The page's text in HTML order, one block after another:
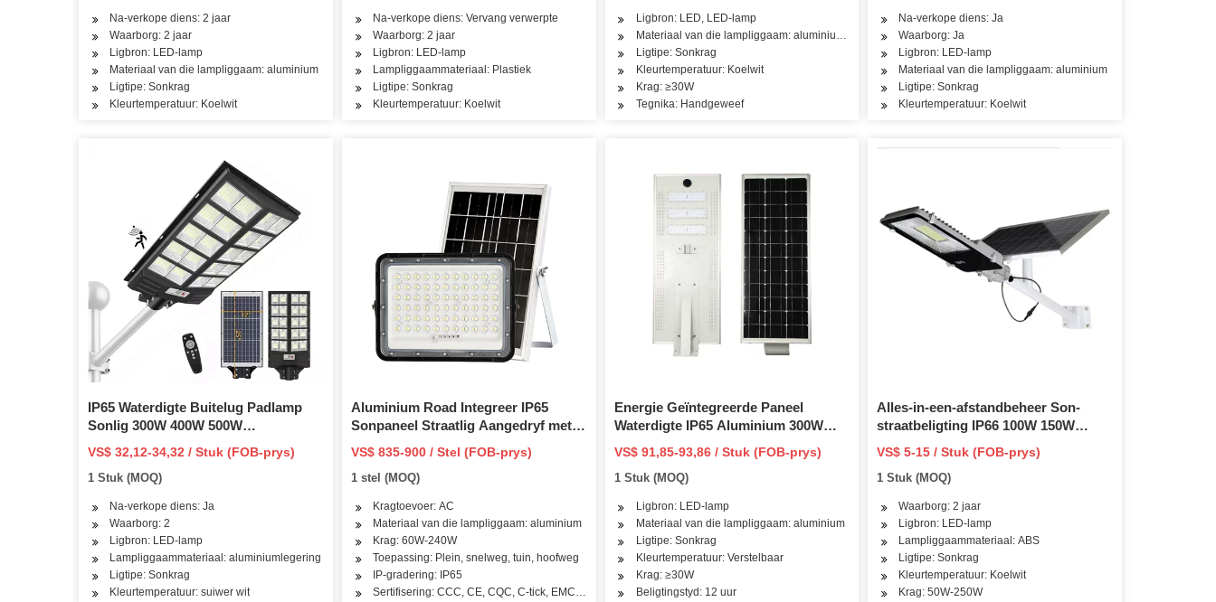
Na-verkope diens: 2 jaar
Waarborg: 2 jaar
Ligbron: LED-lamp
Materiaal van die lampliggaam: aluminium
Ligtipe: Sonkrag
Kleurtemperatuur: Koelwit
Na-verkope diens: Vervang verwerpte
Waarborg: 2 jaar
Ligbron: LED-lamp
Lampliggaammateriaal: Plastiek
Ligtipe: Sonkrag
Kleurtemperatuur: Koelwit
Ligbron: LED, LED-lamp
Materiaal van die lampliggaam: aluminium, aluminium, aluminium
Ligtipe: Sonkrag
Kleurtemperatuur: Koelwit
Krag: ≥30W
Tegnika: Handgeweef
Na-verkope diens: Ja
Waarborg: Ja
Ligbron: LED-lamp
Materiaal van die lampliggaam: aluminium
Ligtipe: Sonkrag
Kleurtemperatuur: Koelwit
IP65 Waterdigte Buitelug Padlamp
Sonlig 300W 400W 500W
Geïntegreerde Alles in Een LED
Sonkrag Straatlig
VS$ 32,12-34,32 / Stuk (FOB-prys)
1 Stuk (MOQ)
Na-verkope diens: Ja
Waarborg: 2
Ligbron: LED-lamp
Lampliggaammateriaal: aluminiumlegering
Ligtipe: Sonkrag
Kleurtemperatuur: suiwer wit
Aluminium Road Integreer IP65
Sonpaneel Straatlig Aangedryf met
Ingeboude Battery Buiten Alles in
Een 50W 100W 150W 200W 300W
500W Sonkrag LED Straatlig
VS$ 835-900 / Stel (FOB-prys)
1 stel (MOQ)
Kragtoevoer: AC
Materiaal van die lampliggaam: aluminium
Krag: 60W-240W
Toepassing: Plein, snelweg, tuin, hoofweg
IP-gradering: IP65
Sertifisering: CCC, CE, CQC, C-tick, EMC, Energy Star, ETL, FCC, FDA, GOST, GS, LVD, PSE, REACH, RoHS, SAA, SASO, VDE
Energie Geïntegreerde Paneel
Waterdigte IP65 Aluminium 300W
400W 500W Straatlig Alles in Een
Buitelug LED Solar Straatlig
VS$ 91,85-93,86 / Stuk (FOB-prys)
1 Stuk (MOQ)
Ligbron: LED-lamp
Materiaal van die lampliggaam: aluminium
Ligtipe: Sonkrag
Kleurtemperatuur: Verstelbaar
Krag: ≥30W
Beligtingstyd: 12 uur
Alles-in-een-afstandbeheer Son-
straatbeligting IP66 100W 150W
200W 300W 400W 500W Sonkrag-
bewegingsensorlig buitelug
VS$ 5-15 / Stuk (FOB-prys)
1 Stuk (MOQ)
Waarborg: 2 jaar
Ligbron: LED-lamp
Lampliggaammateriaal: ABS
Ligtipe: Sonkrag
Kleurtemperatuur: Koelwit
Krag: 50W-250W